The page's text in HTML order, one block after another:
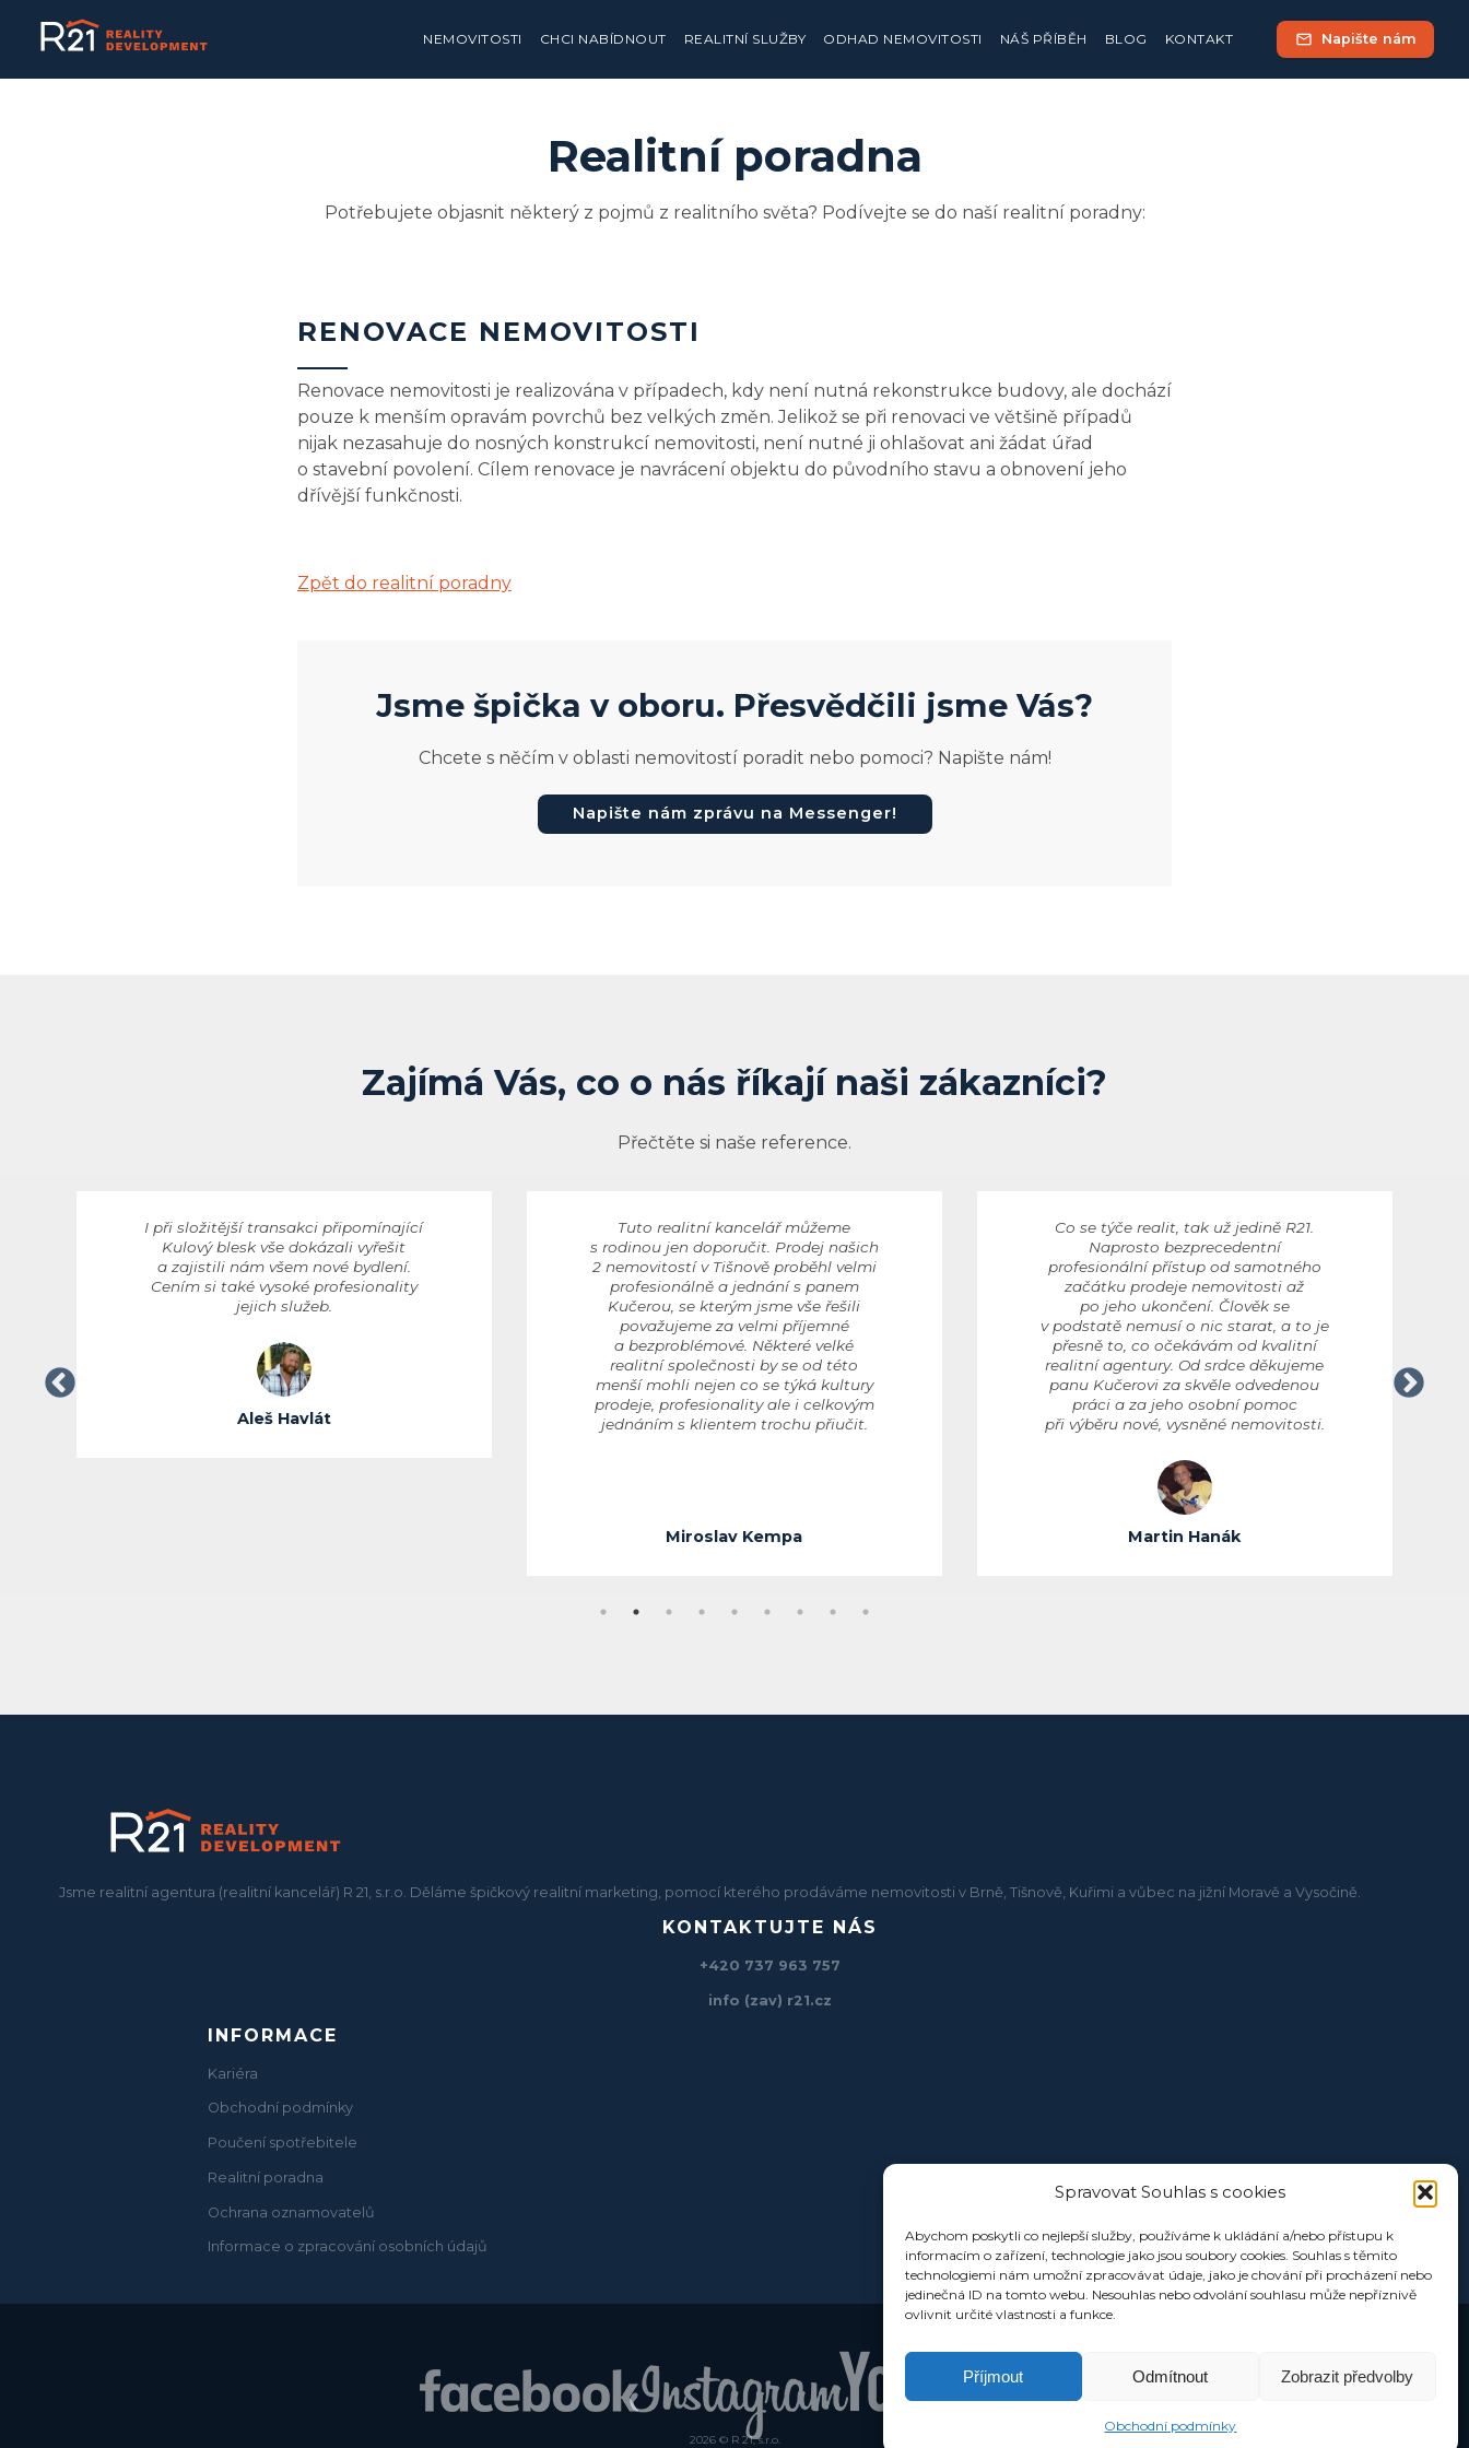
Spravovat Souhlas s cookies
Abychom poskytli co nejlepší služby, používáme k ukládání a/nebo přístupu k
informacím o zařízení, technologie jako jsou soubory cookies. Souhlas s těmito
technologiemi nám umožní zpracovávat údaje, jako je chování při procházení nebo
jedinečná ID na tomto webu. Nesouhlas nebo odvolání souhlasu může nepříznivě
ovlivnit určité vlastnosti a funkce.
Příjmout Odmítnout Zobrazit předvolby
Obchodní podmínky
NEMOVITOSTI CHCI NABÍDNOUT REALITNÍ SLUŽBY ODHAD NEMOVITOSTI NÁŠ PŘÍBĚH BLOG KONTAKT mail Napište nám
Realitní poradna
Potřebujete objasnit některý z pojmů z realitního světa? Podívejte se do naší realitní poradny:
RENOVACE NEMOVITOSTI
Renovace nemovitosti je realizována v případech, kdy není nutná rekonstrukce budovy, ale dochází
pouze k menším opravám povrchů bez velkých změn. Jelikož se při renovaci ve většině případů
nijak nezasahuje do nosných konstrukcí nemovitosti, není nutné ji ohlašovat ani žádat úřad
o stavební povolení. Cílem renovace je navrácení objektu do původního stavu a obnovení jeho
dřívější funkčnosti.
Zpět do realitní poradny
Jsme špička v oboru. Přesvědčili jsme Vás?
Chcete s něčím v oblasti nemovitostí poradit nebo pomoci? Napište nám!
Napište nám zprávu na Messenger!
Zajímá Vás, co o nás říkají naši zákazníci?
Přečtěte si naše reference.
I při složitější transakci připomínající
Kulový blesk vše dokázali vyřešit
a zajistili nám všem nové bydlení.
Cením si také vysoké profesionality
jejich služeb.
Aleš Havlát
Tuto realitní kancelář můžeme
s rodinou jen doporučit. Prodej našich
2 nemovitostí v Tišnově proběhl velmi
profesionálně a jednání s panem
Kučerou, se kterým jsme vše řešili
považujeme za velmi příjemné
a bezproblémové. Některé velké
realitní společnosti by se od této
menší mohli nejen co se týká kultury
prodeje, profesionality ale i celkovým
jednáním s klientem trochu přiučit.
Miroslav Kempa
Co se týče realit, tak už jedině R21.
Naprosto bezprecedentní
profesionální přístup od samotného
začátku prodeje nemovitosti až
po jeho ukončení. Člověk se
v podstatě nemusí o nic starat, a to je
přesně to, co očekávám od kvalitní
realitní agentury. Od srdce děkujeme
panu Kučerovi za skvěle odvedenou
práci a za jeho osobní pomoc
při výběru nové, vysněné nemovitosti.
Martin Hanák
Jsme realitní agentura (realitní kancelář) R 21, s.r.o. Děláme špičkový realitní marketing, pomocí kterého prodáváme nemovitosti v Brně, Tišnově, Kuřimi a vůbec na jižní Moravě a Vysočině.
KONTAKTUJTE NÁS
+420 737 963 757
info (zav) r21.cz
INFORMACE
Kariéra
Obchodní podmínky
Poučení spotřebitele
Realitní poradna
Ochrana oznamovatelů
Informace o zpracování osobních údajů
2026 © R 21, s.r.o.